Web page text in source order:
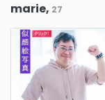
marie, 27